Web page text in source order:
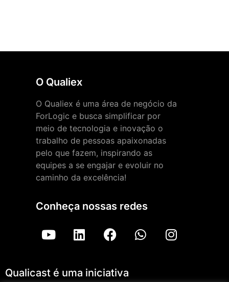
O Qualiex
O Qualiex é uma área de negócio da
ForLogic e busca simplificar por
meio de tecnologia e inovação o
trabalho de pessoas apaixonadas
pelo que fazem, inspirando as
equipes a se engajar e evoluir no
caminho da excelência!
Conheça nossas redes
Qualicast é uma iniciativa